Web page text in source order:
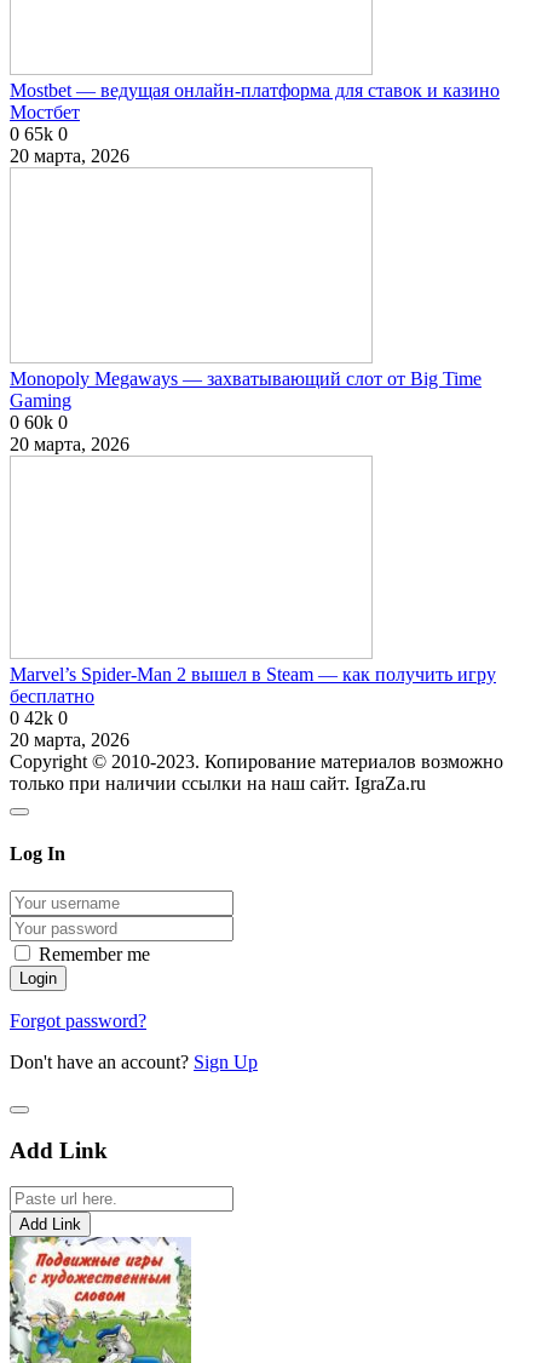
Mostbet — ведущая онлайн-платформа для ставок и казино
Мостбет
0 65k 0
20 марта, 2026
Monopoly Megaways — захватывающий слот от Big Time
Gaming
0 60k 0
20 марта, 2026
Marvel’s Spider-Man 2 вышел в Steam — как получить игру
бесплатно
0 42k 0
20 марта, 2026
Copyright © 2010-2023. Копирование материалов возможно
только при наличии ссылки на наш сайт. IgraZa.ru
Log In
Remember me
Forgot password?
Don't have an account? Sign Up
Add Link
Add Link